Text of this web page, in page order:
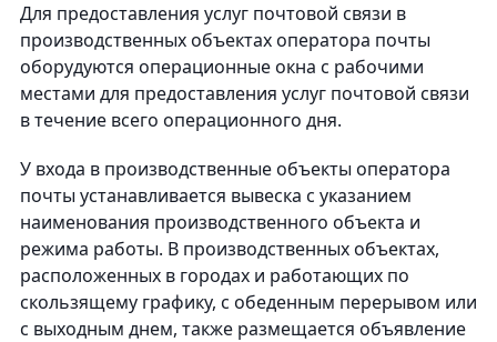
Для предоставления услуг почтовой связи в
производственных объектах оператора почты
оборудуются операционные окна с рабочими
местами для предоставления услуг почтовой связи
в течение всего операционного дня.
У входа в производственные объекты оператора
почты устанавливается вывеска с указанием
наименования производственного объекта и
режима работы. В производственных объектах,
расположенных в городах и работающих по
скользящему графику, с обеденным перерывом или
с выходным днем, также размещается объявление